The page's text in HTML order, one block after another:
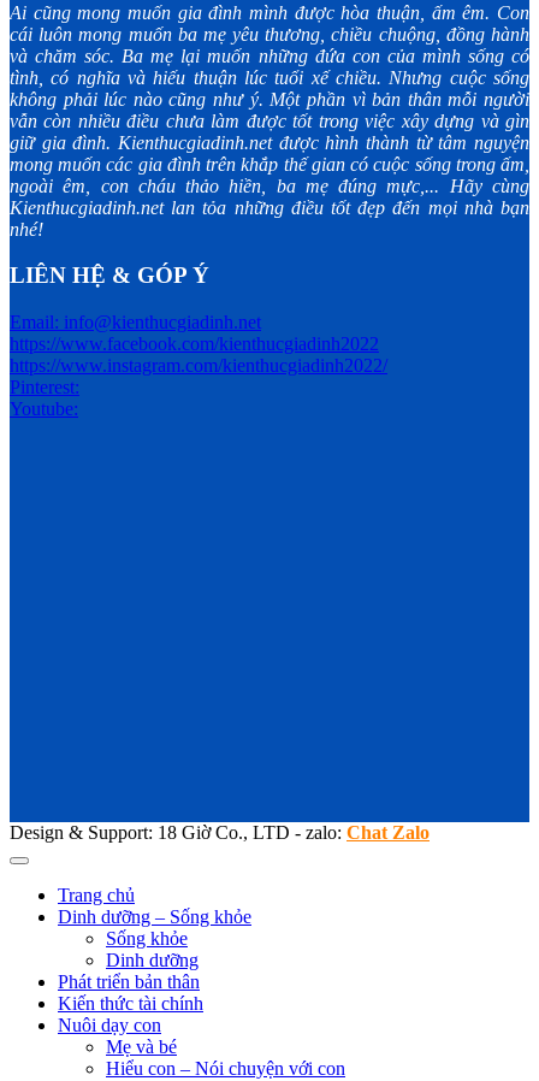
Ai cũng mong muốn gia đình mình được hòa thuận, ấm êm. Con
cái luôn mong muốn ba mẹ yêu thương, chiều chuộng, đồng hành
và chăm sóc. Ba mẹ lại muốn những đứa con của mình sống có
tình, có nghĩa và hiếu thuận lúc tuổi xế chiều. Nhưng cuộc sống
không phải lúc nào cũng như ý. Một phần vì bản thân mỗi người
vẫn còn nhiều điều chưa làm được tốt trong việc xây dựng và gìn
giữ gia đình. Kienthucgiadinh.net được hình thành từ tâm nguyện
mong muốn các gia đình trên khắp thế gian có cuộc sống trong ấm,
ngoài êm, con cháu thảo hiền, ba mẹ đúng mực,... Hãy cùng
Kienthucgiadinh.net lan tỏa những điều tốt đẹp đến mọi nhà bạn
nhé!
LIÊN HỆ & GÓP Ý
Email: info@kienthucgiadinh.net
https://www.facebook.com/kienthucgiadinh2022
https://www.instagram.com/kienthucgiadinh2022/
Pinterest:
Youtube:
Design & Support: 18 Giờ Co., LTD - zalo: Chat Zalo
Trang chủ
Dinh dưỡng – Sống khỏe
Sống khỏe
Dinh dưỡng
Phát triển bản thân
Kiến thức tài chính
Nuôi dạy con
Mẹ và bé
Hiểu con – Nói chuyện với con